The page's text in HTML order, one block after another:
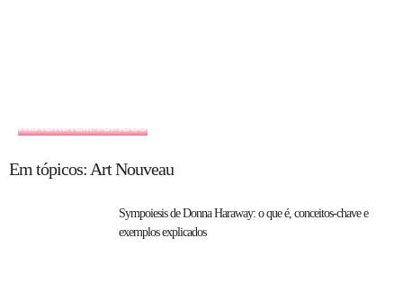
HISTÓRIA EM TÓPICOS
Em tópicos: Art Nouveau
Sympoiesis de Donna Haraway: o que é, conceitos-chave e
exemplos explicados